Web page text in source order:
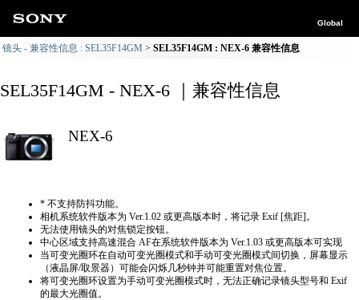
Global
镜头 - 兼容性信息 : SEL35F14GM SEL35F14GM : NEX-6 兼容性信息
SEL35F14GM - NEX-6 ｜兼容性信息
NEX-6
* 不支持防抖功能。
相机系统软件版本为 Ver.1.02 或更高版本时，将记录 Exif [焦距]。
无法使用镜头的对焦锁定按钮。
中心区域支持高速混合 AF在系统软件版本为 Ver.1.03 或更高版本可实现
当可变光圈环在自动可变光圈模式和手动可变光圈模式间切换，屏幕显示
（液晶屏/取景器）可能会闪烁几秒钟并可能重置对焦位置。
将可变光圈环设置为手动可变光圈模式时，无法正确​​记录镜头型号和 Exif
的最大光圈值。